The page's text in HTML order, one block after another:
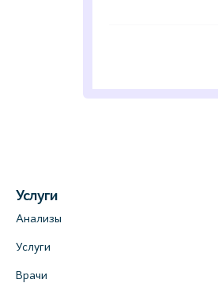
Услуги
Анализы
Услуги
Врачи